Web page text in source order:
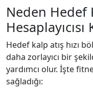
Neden Hedef
Hesaplayıcısı
Hedef kalp atış hızı
daha zorlayıcı bir
yardımcı olur. İşte
sağladığı: